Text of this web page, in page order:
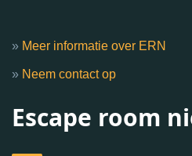
» Meer informatie over ERN
» Neem contact op
Escape room